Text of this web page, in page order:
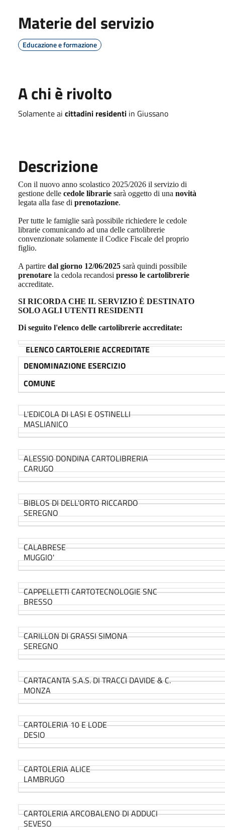
Materie del servizio
Educazione e formazione
A chi è rivolto
Solamente ai cittadini residenti in Giussano
Descrizione
Con il nuovo anno scolastico 2025/2026 il servizio di
gestione delle cedole librarie sarà oggetto di una novità
legata alla fase di prenotazione.
Per tutte le famiglie sarà possibile richiedere le cedole
librarie comunicando ad una delle cartolibrerie
convenzionate solamente il Codice Fiscale del proprio
figlio.
A partire dal giorno 12/06/2025 sarà quindi possibile
prenotare la cedola recandosi presso le cartolibrerie
accreditate.
SI RICORDA CHE IL SERVIZIO È DESTINATO
SOLO AGLI UTENTI RESIDENTI
Di seguito l'elenco delle cartolibrerie accreditate:
ELENCO CARTOLERIE
DENOMINAZIONE ESERCIZIO
COMUNE
L'EDICOLA DI LASI E OSTINELLI
MASLIANICO
ALESSIO DONDINA CARTOLIBRERIA
CARUGO
BIBLOS DI DELL'ORTO RICCARDO
SEREGNO
CALABRESE
MUGGIO'
CAPPELLETTI CARTOTECNOLOGIE SNC
BRESSO
CARILLON DI GRASSI SIMONA
SEREGNO
CARTACANTA S.A.S. DI TRACCI DAVIDE & C.
MONZA
CARTOLERIA 10 E LODE
DESIO
CARTOLERIA ALICE
LAMBRUGO
CARTOLERIA ARCOBALENO DI ADDUCI
SEVESO